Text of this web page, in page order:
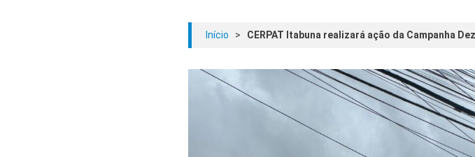
Início > CERPAT Itabuna realizará ação da Campanha